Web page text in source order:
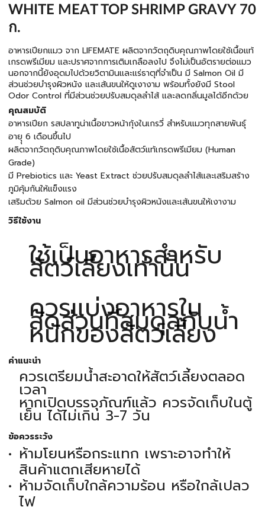
WHITE MEAT TOP SHRIMP GRAVY 70
ก.
อาหารเปียกแมว จาก LIFEMATE ผลิตจากวัตถุดิบคุณภาพโดยใช้เนื้อแท้
เกรดพรีเมียม และปราศจากการเติมเกลือลงไป จึงไม่เป็นอัตรายต่อแมว
นอกจากนี้ยังอุดมไปด้วยวิตามินและแร่ธาตุที่จำเป็น มี Salmon Oil มี
ส่วนช่วยบำรุงผิวหนัง และเส้นขนให้ดูเงางาม พร้อมทั้งยังมี Stool
Odor Control ที่มีส่วนช่วยปรับสมดุลลำไส้ และลดกลิ่นมูลได้อีกด้วย
คุณสมบัติ
อาหารเปียก รสปลาทูน่าเนื้อขาวหน้ากุ้งในเกรวี่ สำหรับแมวทุกสายพันธุ์
อายุุ 6 เดือนขึ้นไป
ผลิตจากวัตถุดิบคุณภาพโดยใช้เนื้อสัตว์แท้เกรดพรีเมียม (Human
Grade)
มี Prebiotics และ Yeast Extract ช่วยปรับสมดุลลำไส้และเสริมสร้าง
ภูมิคุ้มกันให้แข็งแรง
เสริมด้วย Salmon oil มีส่วนช่วยบำรุงผิวหนังและเส้นขนให้เงางาม
วิธีใช้งาน
ใช้เป็นอาหารสำหรับ
สัตว์เลี้ยงเท่านั้น
ควรแบ่งอาหารใน
สัดส่วนที่สมดุลกับน้ำ
หนักของสัตว์เลี้ยง
คำแนะนำ
ควรเตรียมน้ำสะอาดให้สัตว์เลี้ยงตลอด
เวลา
หากเปิดบรรจุภัณฑ์แล้ว ควรจัดเก็บในตู้
เย็น ได้ไม่เกิน 3-7 วัน
ข้อควรระวัง
ห้ามโยนหรือกระแทก เพราะอาจทำให้
สินค้าแตกเสียหายได้
ห้ามจัดเก็บใกล้ความร้อน หรือใกล้เปลว
ไฟ